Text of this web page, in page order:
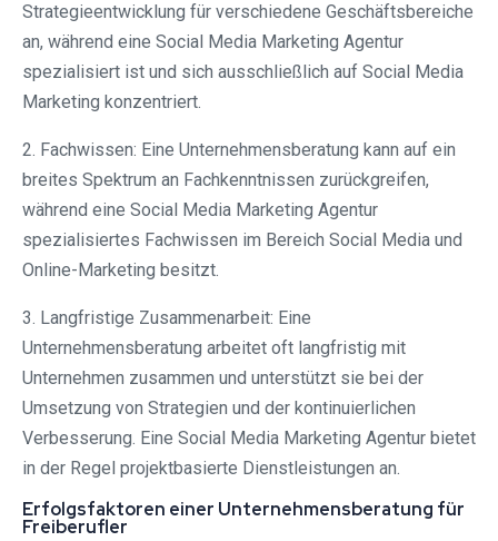
Strategieentwicklung für verschiedene Geschäftsbereiche
an, während eine Social Media Marketing Agentur
spezialisiert ist und sich ausschließlich auf Social Media
Marketing konzentriert.
2. Fachwissen: Eine Unternehmensberatung kann auf ein
breites Spektrum an Fachkenntnissen zurückgreifen,
während eine Social Media Marketing Agentur
spezialisiertes Fachwissen im Bereich Social Media und
Online-Marketing besitzt.
3. Langfristige Zusammenarbeit: Eine
Unternehmensberatung arbeitet oft langfristig mit
Unternehmen zusammen und unterstützt sie bei der
Umsetzung von Strategien und der kontinuierlichen
Verbesserung. Eine Social Media Marketing Agentur bietet
in der Regel projektbasierte Dienstleistungen an.
Erfolgsfaktoren einer Unternehmensberatung für
Freiberufler